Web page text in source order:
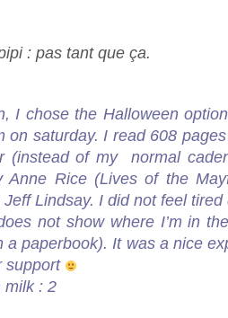
: pas tant que ça.
I chose the Halloween
on saturday. I read 608
(instead of mynormal
Anne Rice (Lives of the
Lindsay. I did not feel
not show where I’m in
a paperbook). It was a nice
support
milk : 2